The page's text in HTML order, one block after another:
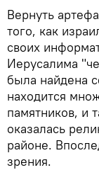
Вернуть
того, как
своих
Иерусалима
была найдена
находится
памятников, и
оказалась
районе.
зрения.